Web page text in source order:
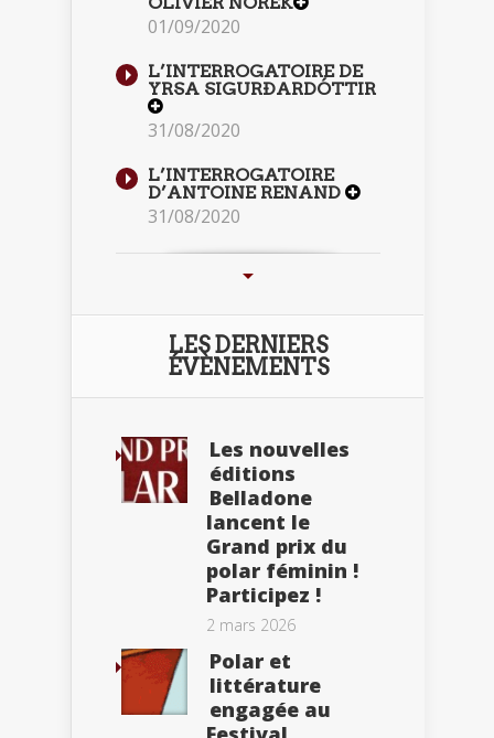
01/09/2020
L’INTERROGATOIRE DE
YRSA SIGURÐARDÓTTIR
31/08/2020
L’INTERROGATOIRE
D’ANTOINE RENAND
31/08/2020
LES DERNIERS
ÉVÈNEMENTS
Les nouvelles
éditions
Belladone
lancent le
Grand prix du
polar féminin !
Participez !
2 mars 2026
Polar et
littérature
engagée au